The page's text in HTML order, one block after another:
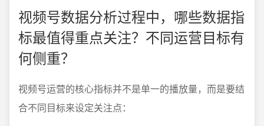
视频号数据分析过程中，哪些数据指
标最值得重点关注？不同运营目标有
何侧重？
视频号运营的核心指标并不是单一的播放量，而是要结
合不同目标来设定关注点：